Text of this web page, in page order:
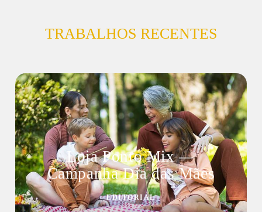
TRABALHOS RECENTES
Loja Ponto Mix —
Campanha Dia das Mães
EDITORIAL